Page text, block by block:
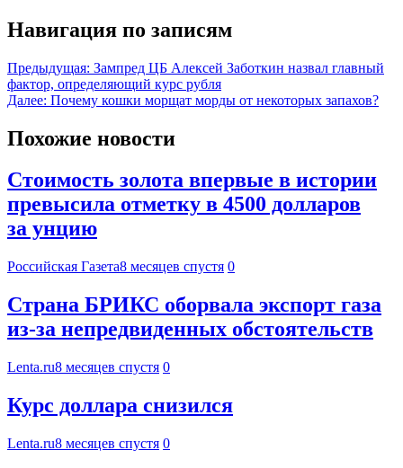
Навигация по записям
Предыдущая: Зампред ЦБ Алексей Заботкин назвал главный
фактор, определяющий курс рубля
Далее: Почему кошки морщат морды от некоторых запахов?
Похожие новости
Стоимость золота впервые в истории
превысила отметку в 4500 долларов
за унцию
Российская Газета8 месяцев спустя 0
Страна БРИКС оборвала экспорт газа
из-за непредвиденных обстоятельств
Lenta.ru8 месяцев спустя 0
Курс доллара снизился
Lenta.ru8 месяцев спустя 0